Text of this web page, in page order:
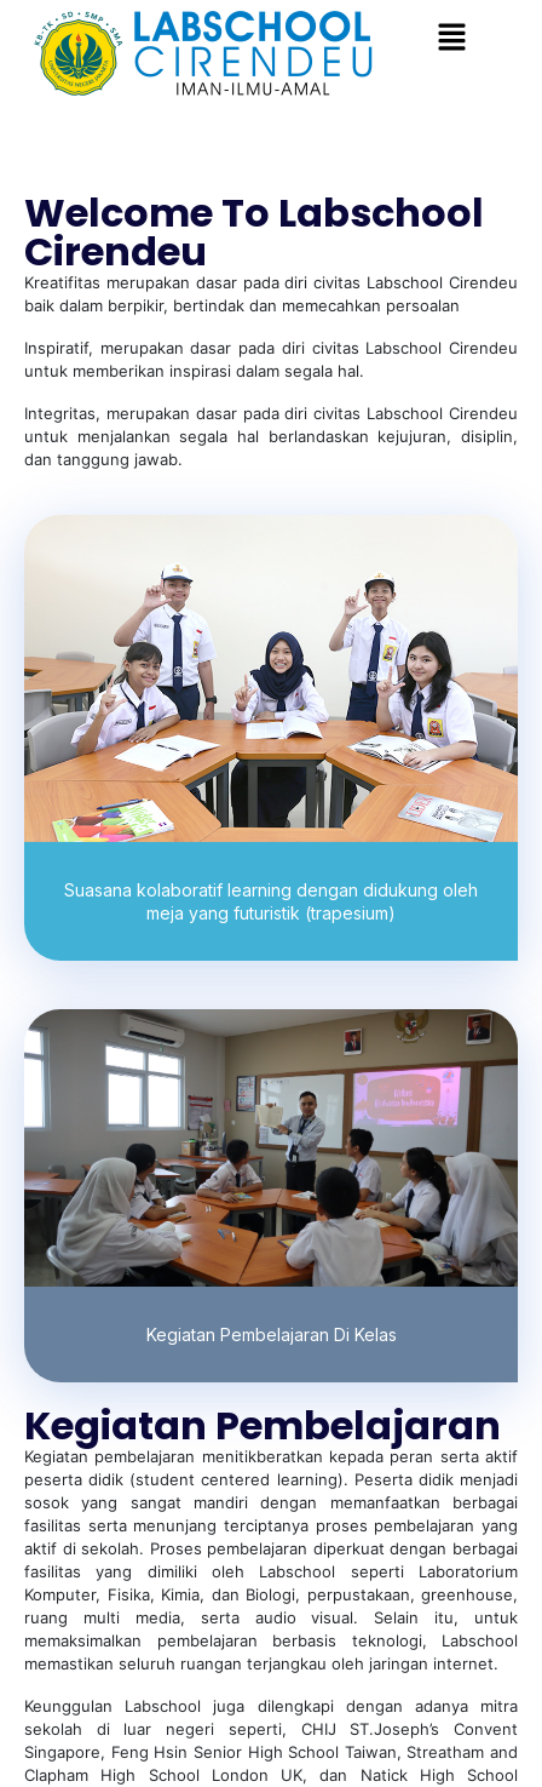
Welcome To Labschool
Cirendeu
Kreatifitas merupakan dasar pada diri civitas Labschool Cirendeu
baik dalam berpikir, bertindak dan memecahkan persoalan
Inspiratif, merupakan dasar pada diri civitas Labschool Cirendeu
untuk memberikan inspirasi dalam segala hal.
Integritas, merupakan dasar pada diri civitas Labschool Cirendeu
untuk menjalankan segala hal berlandaskan kejujuran, disiplin,
dan tanggung jawab.
Suasana kolaboratif learning dengan didukung oleh
meja yang futuristik (trapesium)
Kegiatan Pembelajaran Di Kelas
Kegiatan Pembelajaran
Kegiatan pembelajaran menitikberatkan kepada peran serta aktif
peserta didik (student centered learning). Peserta didik menjadi
sosok yang sangat mandiri dengan memanfaatkan berbagai
fasilitas serta menunjang terciptanya proses pembelajaran yang
aktif di sekolah. Proses pembelajaran diperkuat dengan berbagai
fasilitas yang dimiliki oleh Labschool seperti Laboratorium
Komputer, Fisika, Kimia, dan Biologi, perpustakaan, greenhouse,
ruang multi media, serta audio visual. Selain itu, untuk
memaksimalkan pembelajaran berbasis teknologi, Labschool
memastikan seluruh ruangan terjangkau oleh jaringan internet.
Keunggulan Labschool juga dilengkapi dengan adanya mitra
sekolah di luar negeri seperti, CHIJ ST.Joseph’s Convent
Singapore, Feng Hsin Senior High School Taiwan, Streatham and
Clapham High School London UK, dan Natick High School